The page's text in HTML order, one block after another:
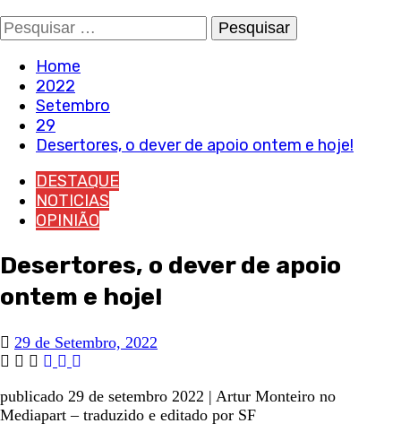
Pesquisar
por:
Home
2022
Setembro
29
Desertores, o dever de apoio ontem e hoje!
DESTAQUE
NOTICIAS
OPINIÃO
Desertores, o dever de apoio
ontem e hoje!
29 de Setembro, 2022
publicado 29 de setembro 2022 | Artur Monteiro no
Mediapart – traduzido e editado por SF